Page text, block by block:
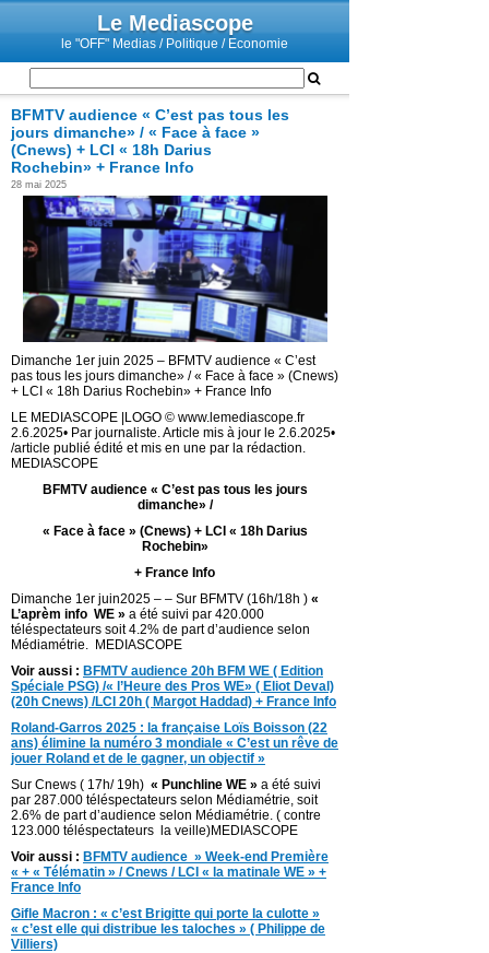
Le Mediascope
le "OFF" Medias / Politique / Economie
BFMTV audience « C’est pas tous les
jours dimanche» / « Face à face »
(Cnews) + LCI « 18h Darius
Rochebin» + France Info
28 mai 2025
Dimanche 1er juin 2025 – BFMTV audience « C’est
pas tous les jours dimanche» / « Face à face » (Cnews)
+ LCI « 18h Darius Rochebin» + France Info
LE MEDIASCOPE |LOGO © www.lemediascope.fr
2.6.2025• Par journaliste. Article mis à jour le 2.6.2025•
/article publié édité et mis en une par la rédaction.
MEDIASCOPE
BFMTV audience « C’est pas tous les jours
dimanche» /
« Face à face » (Cnews) + LCI « 18h Darius
Rochebin»
+ France Info
Dimanche 1er juin2025 – – Sur BFMTV (16h/18h ) «
L’aprèm info WE » a été suivi par 420.000
téléspectateurs soit 4.2% de part d’audience selon
Médiamétrie. MEDIASCOPE
Voir aussi : BFMTV audience 20h BFM WE ( Edition
Spéciale PSG) /« l’Heure des Pros WE» ( Eliot Deval)
(20h Cnews) /LCI 20h ( Margot Haddad) + France Info
Roland-Garros 2025 : la française Loïs Boisson (22
ans) élimine la numéro 3 mondiale « C’est un rêve de
jouer Roland et de le gagner, un objectif »
Sur Cnews ( 17h/ 19h) « Punchline WE » a été suivi
par 287.000 téléspectateurs selon Médiamétrie, soit
2.6% de part d’audience selon Médiamétrie. ( contre
123.000 téléspectateurs la veille)MEDIASCOPE
Voir aussi : BFMTV audience » Week-end Première
« + « Télématin » / Cnews / LCI « la matinale WE » +
France Info
Gifle Macron : « c’est Brigitte qui porte la culotte »
« c’est elle qui distribue les taloches » ( Philippe de
Villiers)